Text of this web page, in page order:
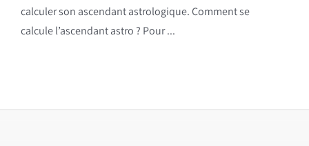
calculer son ascendant astrologique. Comment se
calcule l’ascendant astro ? Pour ...